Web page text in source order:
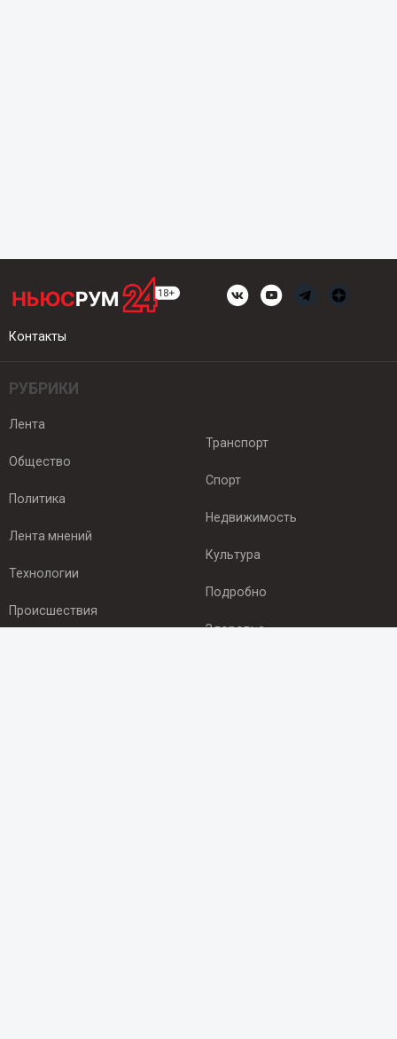
Контакты
РУБРИКИ
Лента
Общество
Политика
Лента мнений
Технологии
Происшествия
Транспорт
Спорт
Недвижимость
Культура
Подробно
Здоровье